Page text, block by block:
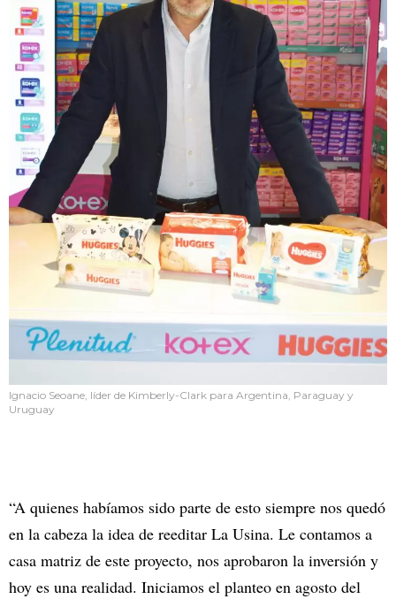
Ignacio Seoane, líder de Kimberly-Clark para Argentina, Paraguay y
Uruguay
“A quienes habíamos sido parte de esto siempre nos quedó
en la cabeza la idea de reeditar La Usina. Le contamos a
casa matriz de este proyecto, nos aprobaron la inversión y
hoy es una realidad. Iniciamos el planteo en agosto del